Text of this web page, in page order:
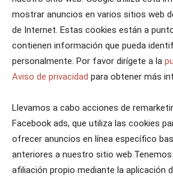
mostrar anuncios en varios sitios web
de Internet. Estas cookies están a
contienen información que pueda
personalmente. Por favor dirígete a la
Aviso de privacidad para obtener más
Llevamos a cabo acciones de
Facebook ads, que utiliza las cookies
ofrecer anuncios en línea específico
anteriores a nuestro sitio
afiliación propio mediante la aplicación